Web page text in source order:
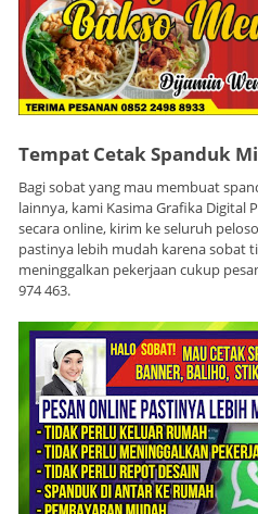
Tempat Cetak Spanduk
Bagi sobat yang mau membuat
lainnya, kami Kasima Grafika Digital
secara online, kirim ke seluruh
pastinya lebih mudah karena sobat
meninggalkan pekerjaan cukup
974 463.